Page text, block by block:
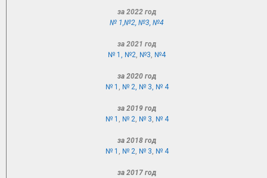
за 2022 год
№ 1, №2 №3 №4
за 2021 год
№ 1,
№2 №3 №4
за 2020 год
№ 1
№ 2, № 3, № 4
за 2019 год
№ 1
№ 2 № 3 № 4
за 2018 год
№ 1
№ 2 № 3 № 4
за 2017 год